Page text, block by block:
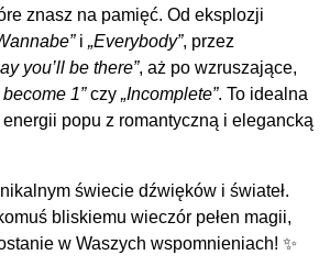
znasz na pamięć. Od eksplozji
i „Everybody”, przez
you’ll be there”, aż po wzruszające,
become 1”czy „Incomplete”. To idealna
popu z romantyczną i elegancką
świecie dźwięków i świateł.
bliskiemu wieczór pełen magii,
w Waszych wspomnieniach! ✨